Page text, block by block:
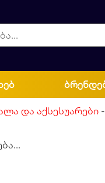
და აქსესუარები -